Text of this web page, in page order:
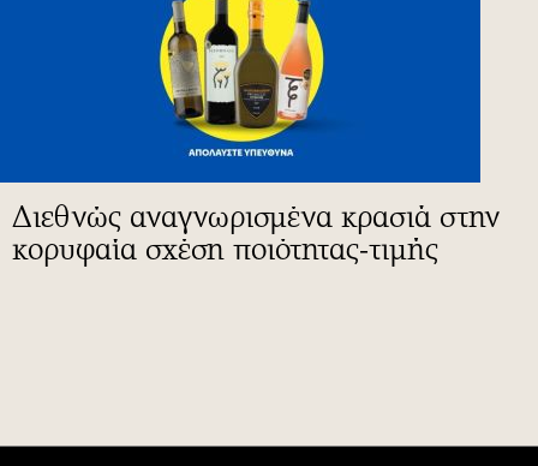
Διεθνώς αναγνωρισμένα κρασιά στην
κορυφαία σχέση ποιότητας-τιμής